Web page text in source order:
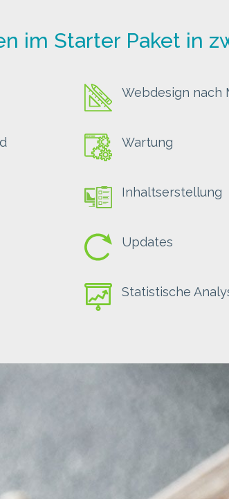
im Starter Paket in
Webdesign nach
Wartung
Inhaltserstellung
Updates
Statistische